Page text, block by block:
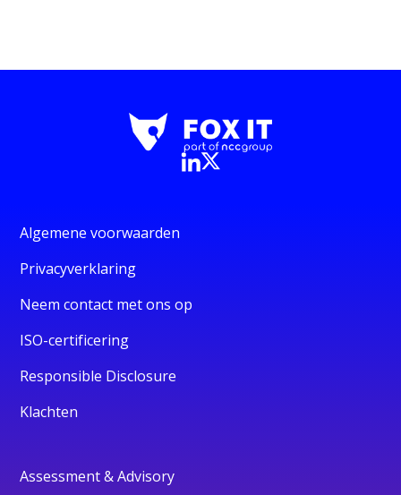
Algemene voorwaarden
Privacyverklaring
Neem contact met ons op
ISO-certificering
Responsible Disclosure
Klachten
Assessment & Advisory